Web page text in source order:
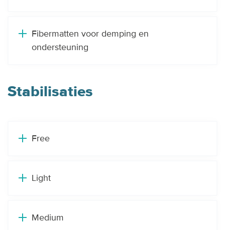
Fibermatten voor demping en
ondersteuning
Stabilisaties
Free
Light
Medium